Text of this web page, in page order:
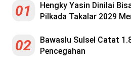
01
Hengky Yasin Dinilai
Pilkada Takalar 2029
02
Bawaslu Sulsel Catat
Pencegahan